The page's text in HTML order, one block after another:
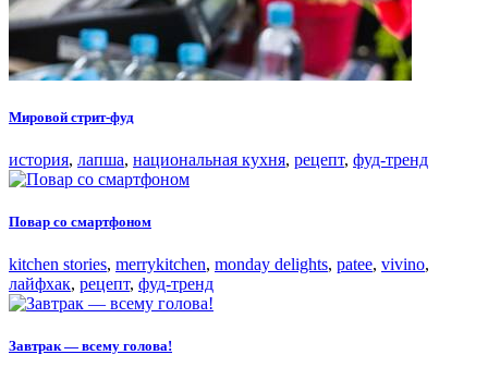
Мировой стрит-фуд
история, лапша, национальная кухня, рецепт, фуд-тренд
Повар со смартфоном
kitchen stories, merrykitchen, monday delights, patee, vivino,
лайфхак, рецепт, фуд-тренд
Завтрак — всему голова!